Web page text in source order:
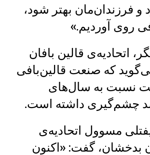
و فرزندان‌مان بهتر شود،
روی آوردیم.»
اتحادیه‌ی قالین‌ بافان
که صنعت قالین‌بافی
نسبت به سال‌های
چشم‌گیری داشته است.
مسوول اتحادیه‌ی
بدخشان، گفت: «اکنون